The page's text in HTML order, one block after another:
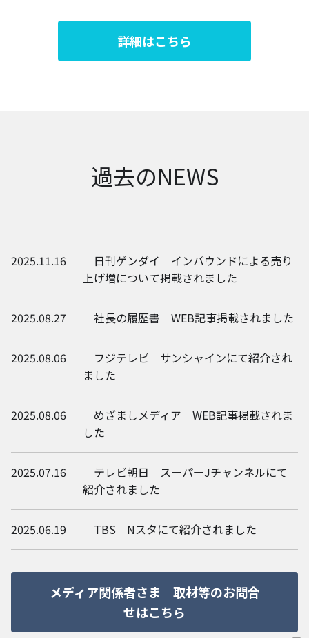
詳細はこちら
過去のNEWS
2025.11.16
日刊ゲンダイ インバウンドによる売り
上げ増について掲載されました
2025.08.27 社長の履歴書 WEB記事掲載されました
2025.08.06
フジテレビ サンシャインにて紹介され
ました
2025.08.06
めざましメディア WEB記事掲載されま
した
2025.07.16
テレビ朝日 スーパーJチャンネルにて
紹介されました
2025.06.19 TBS Nスタにて紹介されました
メディア関係者さま 取材等のお問合
せはこちら